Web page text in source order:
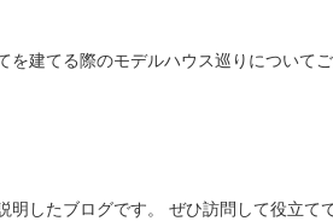
を建てる際のモデルハウス巡りについて
明したブログです。 ぜひ訪問して役立